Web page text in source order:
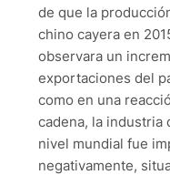
de que la
chino cayera en
observara un
exportaciones del
como en una
cadena, la industria
nivel mundial fue
negativamente,